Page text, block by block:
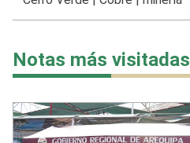
Notas más visitadas